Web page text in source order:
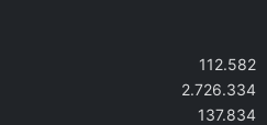
112.582
2.726.334
137.834